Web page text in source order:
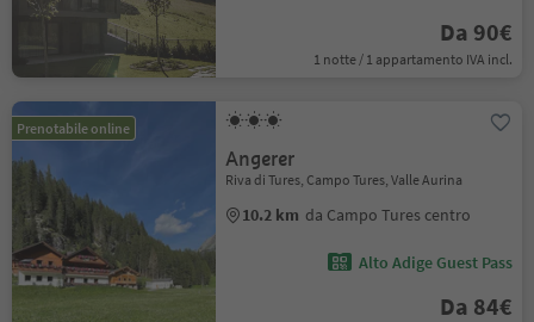
Da 90€
1 notte / 1 appartamento IVA incl.
Prenotabile online
Angerer
Riva di Tures, Campo Tures, Valle Aurina
10.2 km da Campo Tures centro
Alto Adige Guest Pass
Da 84€